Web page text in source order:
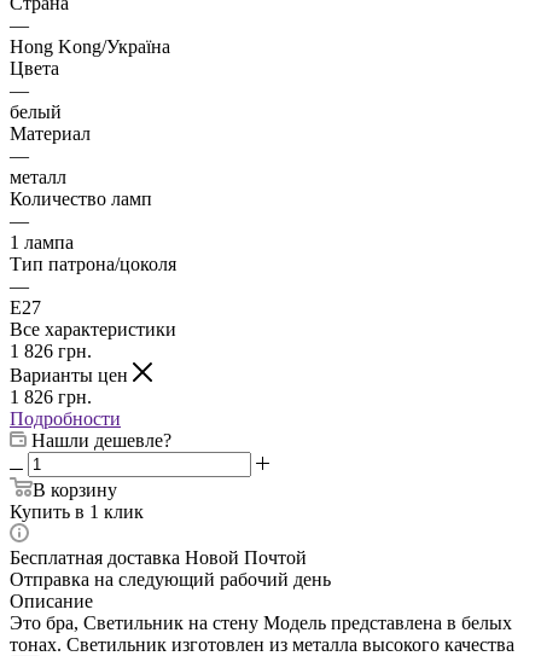
—
Hong Kong/Україна
Цвета
—
белый
Материал
—
металл
Количество ламп
—
1 лампа
Тип патрона/цоколя
—
E27
Все характеристики
1 826 грн.
Варианты цен
1 826 грн.
Подробности
Нашли дешевле?
В корзину
Купить в 1 клик
Бесплатная доставка Новой Почтой
Отправка на следующий рабочий день
Описание
Это бра, Светильник на стену Модель представлена в белых
тонах. Светильник изготовлен из металла высокого качества